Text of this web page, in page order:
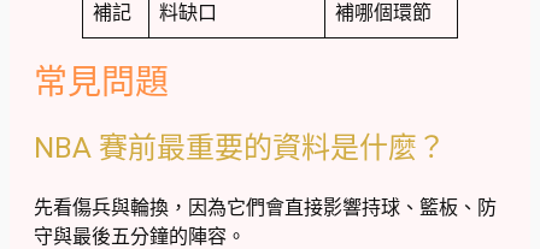
補記
料缺口
補哪個環節
常見問題
NBA 賽前最重要的資料是什麼？
先看傷兵與輪換，因為它們會直接影響持球、籃板、防
守與最後五分鐘的陣容。